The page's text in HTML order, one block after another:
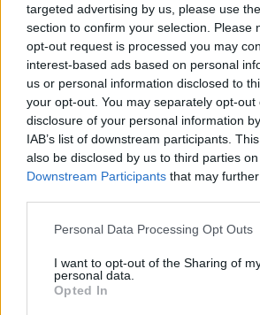
targeted advertising by us, please use
section to confirm your selection. Please
opt-out request is processed you may
interest-based ads based on personal
us or personal information disclosed to
your opt-out. You may separately opt-
disclosure of your personal information
IAB’s list of downstream participants.
also be disclosed by us to third parties
Downstream Participants that may
Personal Data Processing Opt Outs
I want to opt-out of the Sharing of
personal data.
Opted In
Anot portalo, be pastarosios
konkurse dalyvavo dar dvi
Panevėžio autobusų parkas ir
Skelbiama, kad konkursą
įmonė už stoties nuomą
Skaičiuojama, kad per metus
sumokės 364 tūkst. eurų.